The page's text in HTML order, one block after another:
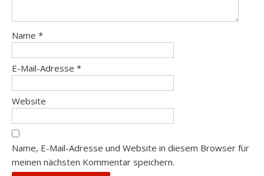
Name *
E-Mail-Adresse *
Website
Name, E-Mail-Adresse und Website in diesem Browser für
meinen nächsten Kommentar speichern.